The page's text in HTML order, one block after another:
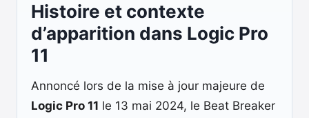
Histoire et contexte
d’apparition dans Logic Pro
11
Annoncé lors de la mise à jour majeure de
Logic Pro 11 le 13 mai 2024, le Beat Breaker